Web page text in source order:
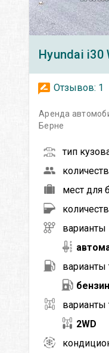
Hyundai i30
Отзывов: 1
Аренда
Берне
тип
мест для
варианты
варианты
бензин
варианты
2WD